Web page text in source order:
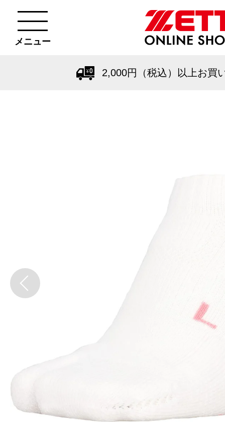
メニュー
2,000円（税込）以上お買